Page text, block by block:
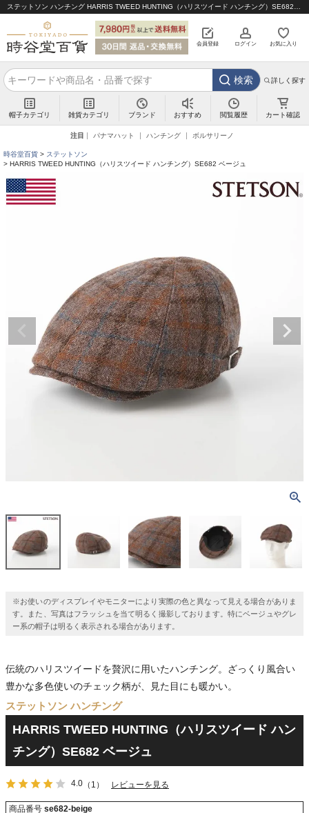
会員登録 ログイン お気に入り
検索 詳しく探す
帽子カテゴリ 雑貨カテゴリ ブランド おすすめ 閲覧履歴 カート確認
注目 パナマハット ハンチング ボルサリーノ
時谷堂百貨
ステットソン
HARRIS TWEED HUNTING（ハリスツイード ハンチング）SE682 ベージュ
※お使いのディスプレイやモニターにより実際の色と異なって見える場合がありま
す。また、写真はフラッシュを当て明るく撮影しております。特にベージュやグレ
ー系の帽子は明るく表示される場合があります。
伝統のハリスツイードを贅沢に用いたハンチング。ざっくり風合い
豊かな多色使いのチェック柄が、見た目にも暖かい。
ステットソン ハンチング
HARRIS TWEED HUNTING（ハリスツイード ハン
チング）SE682 ベージュ
4.0 （1） レビューを見る
商品番号 se682-beige